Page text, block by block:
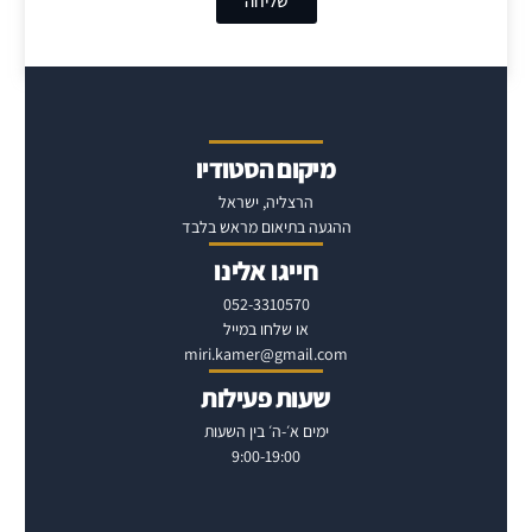
מיקום הסטודיו
הרצליה, ישראל
ההגעה בתיאום מראש בלבד
חייגו אלינו
052-3310570
או שלחו במייל
miri.kamer@gmail.com
שעות פעילות
ימים א׳-ה׳ בין השעות
9:00-19:00